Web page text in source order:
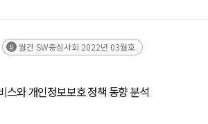
월간 SW중심사회 2022년 03월호
스와 개인정보보호 정책 동향 분석